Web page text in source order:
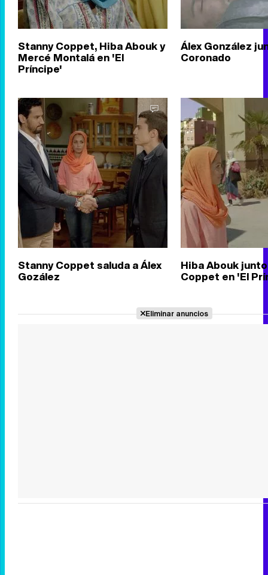
Stanny Coppet, Hiba Abouk y
Mercé Montalá en 'El
Príncipe'
Álex González
Coronado
Stanny Coppet saluda a Álex
Gozález
Hiba Abouk
Coppet en 'El
Eliminar anuncios